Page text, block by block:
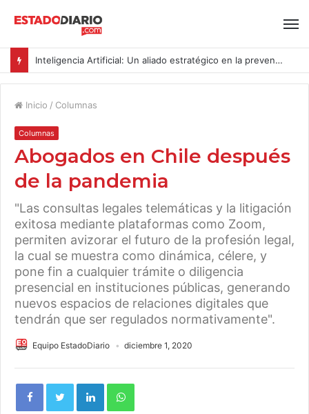
Inteligencia Artificial: Un aliado estratégico en la prevención del acoso y la violencia laboral bajo la Ley Karin
Inicio / Columnas
Columnas
Abogados en Chile después
de la pandemia
"Las consultas legales telemáticas y la litigación
exitosa mediante plataformas como Zoom,
permiten avizorar el futuro de la profesión legal,
la cual se muestra como dinámica, célere, y
pone fin a cualquier trámite o diligencia
presencial en instituciones públicas, generando
nuevos espacios de relaciones digitales que
tendrán que ser regulados normativamente".
Equipo EstadoDiario diciembre 1, 2020